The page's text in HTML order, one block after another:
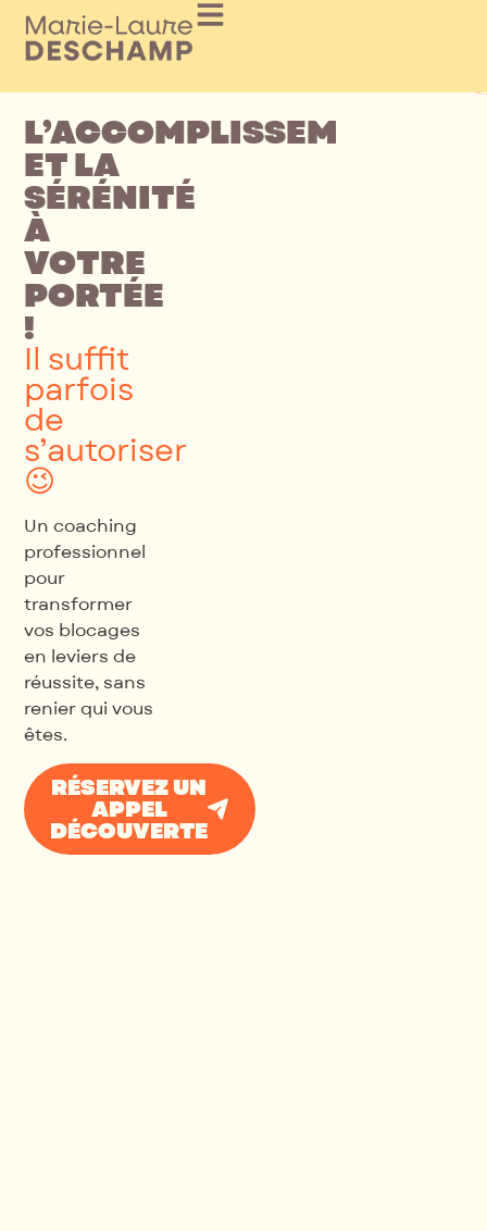
L’ACCOMPLISSEMENT
ET LA
SÉRÉNITÉ
À
VOTRE
PORTÉE
!
Il suffit
parfois
de
s’autoriser
😉
Un coaching
professionnel
pour
transformer
vos blocages
en leviers de
réussite, sans
renier qui vous
êtes.
RÉSERVEZ UN
APPEL
DÉCOUVERTE